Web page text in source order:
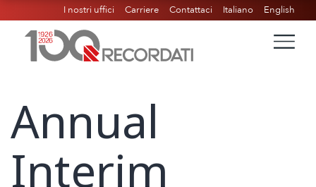
I nostri uffici Carriere Contattaci Italiano English
Annual
Interim